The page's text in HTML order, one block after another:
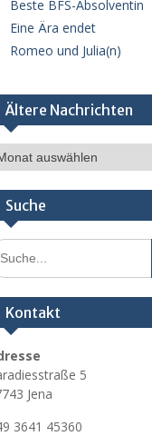
Beste BFS-Absolventin
Eine Ära endet
Romeo und Julia(n)
Ältere Nachrichten
Suche
Kontakt
5
Jena
3641 45360